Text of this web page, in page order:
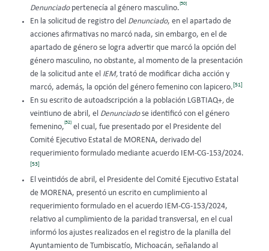
Denunciadopertenecía al género masculino.
[50]
En la solicitud de registro del Denunciado, en el apartado de
acciones afirmativas no marcó nada, sin embargo, en el de
apartado de género se logra advertir que marcó la opción del
género masculino, no obstante, al momento de la presentación
de la solicitud ante el IEM, trató de modificar dicha acción y
marcó, además, la opción del género femenino con lapicero.[51]
En su escrito de autoadscripción a la población LGBTIAQ+, de
veintiuno de abril, el Denunciadose identificó con el género
femenino,
[52]
el cual, fue presentado por el Presidente del
Comité Ejecutivo Estatal de MORENA, derivado del
requerimiento formulado mediante acuerdo IEM-CG-153/2024.
[53]
El veintidós de abril, el Presidente del Comité Ejecutivo Estatal
de MORENA, presentó un escrito en cumplimiento al
requerimiento formulado en el acuerdo IEM-CG-153/2024,
relativo al cumplimiento de la paridad transversal, en el cual
informó los ajustes realizados en el registro de la planilla del
Ayuntamiento de Tumbiscatío, Michoacán, señalando al